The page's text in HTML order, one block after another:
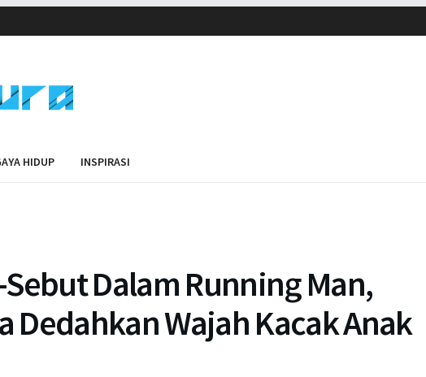
HIDUP INSPIRASI
Dalam Running Man,
Dedahkan Wajah Kacak Anak